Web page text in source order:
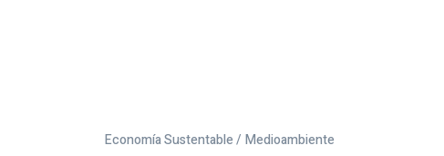
Economía Sustentable / Medioambiente